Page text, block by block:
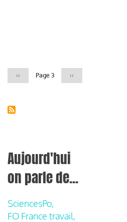
Page
précédente
‹‹ Page 3
Page
››
Aujourd'hui
on parle de...
SciencesPo,
FO France travail,